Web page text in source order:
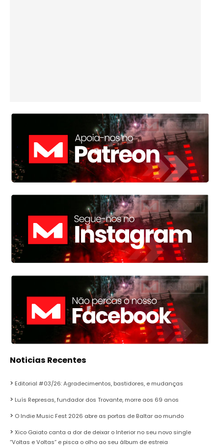
Noticias Recentes
Editorial #03/26: Agradecimentos, bastidores, e mudanças
Luís Represas, fundador dos Trovante, morre aos 69 anos
O Indie Music Fest 2026 abre as portas de Baltar ao mundo
Xico Gaiato canta a dor de deixar o Interior no seu novo single
“Voltas e Voltas” e pisca o olho ao seu álbum de estreia